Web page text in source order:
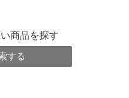
商品を探す
する